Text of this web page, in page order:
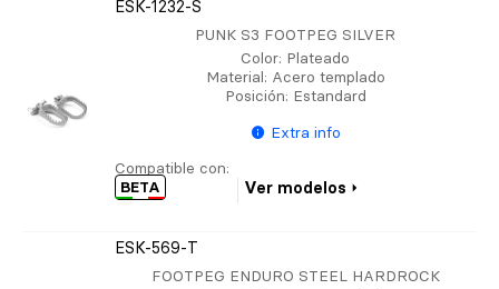
ESK-1232-S
PUNK S3 FOOTPEG SILVER
Color: Plateado
Material: Acero templado
Posición: Estandard
Extra info
Compatible con:
BETA
Ver modelos
ESK-569-T
FOOTPEG ENDURO STEEL HARDROCK